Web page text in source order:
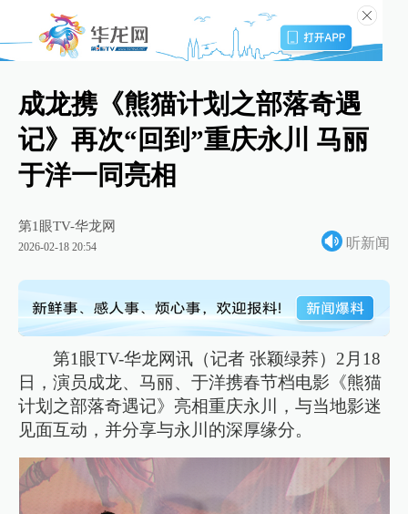
成龙携《熊猫计划之部落奇遇
记》再次“回到”重庆永川 马丽
于洋一同亮相
第1眼TV-华龙网
2026-02-18 20:54 听新闻
第1眼TV-华龙网讯（记者 张颖绿荞）2月18
日，演员成龙、马丽、于洋携春节档电影《熊猫
计划之部落奇遇记》亮相重庆永川，与当地影迷
见面互动，并分享与永川的深厚缘分。